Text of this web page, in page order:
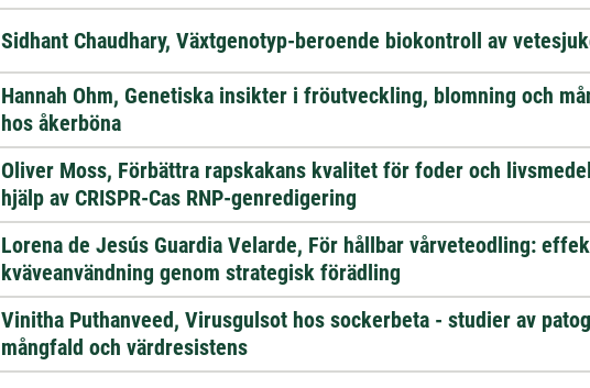
Sidhant Chaudhary, Växtgenotyp-beroende biokontroll av
Hannah Ohm, Genetiska insikter i fröutveckling, blomning och
hos åkerböna
Oliver Moss, Förbättra rapskakans kvalitet för foder och
hjälp av CRISPR-Cas RNP-genredigering
Lorena de Jesús Guardia Velarde, För hållbar vårveteodling:
kväveanvändning genom strategisk förädling
Vinitha Puthanveed, Virusgulsot hos sockerbeta - studier av
mångfald och värdresistens